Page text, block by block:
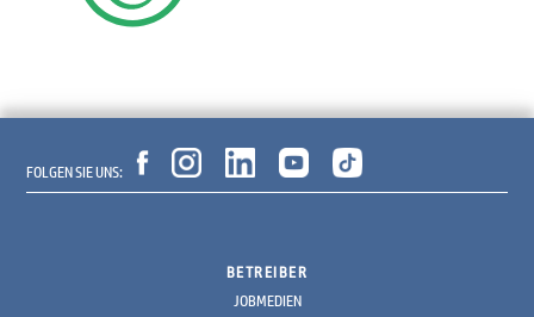
FOLGEN SIE UNS:
BETREIBER
JOBMEDIEN